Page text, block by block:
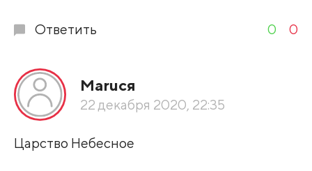
Ответить 0 0
Маruся
22 декабря 2020, 22:35
Царство Небесное